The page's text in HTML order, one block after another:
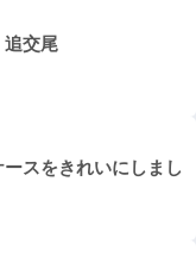
交尾
スをきれいにしまし